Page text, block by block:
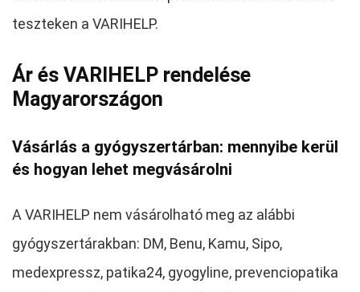
teszteken a VARIHELP.
Ár és VARIHELP rendelése
Magyarországon
Vásárlás a gyógyszertárban: mennyibe kerül
és hogyan lehet megvásárolni
A VARIHELP nem vásárolható meg az alábbi
gyógyszertárakban: DM, Benu, Kamu, Sipo,
medexpressz, patika24, gyogyline, prevenciopatika